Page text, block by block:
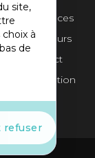
site,
à
de
refuser
Annonces
Concours
Contact
Inscription